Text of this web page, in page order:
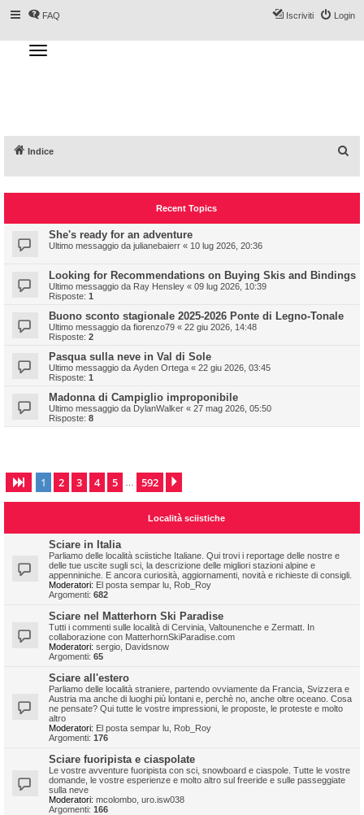
FAQ Login
Iscriviti
T
o
g
a
t
Indice
Recent Topics
She's ready for an adventure
Ultimo messaggio da julianebaierr « 10 lug 2026, 20:36
Looking for Recommendations on Buying Skis and Bindings
Ultimo messaggio da Ray Hensley « 09 lug 2026, 10:39
Risposte: 1
Buono sconto stagionale 2025-2026 Ponte di Legno-Tonale
Ultimo messaggio da fiorenzo79 « 22 giu 2026, 14:48
Risposte: 2
Pasqua sulla neve in Val di Sole
Ultimo messaggio da Ayden Ortega « 22 giu 2026, 03:45
Risposte: 1
Madonna di Campiglio improponibile
Ultimo messaggio da DylanWalker « 27 mag 2026, 05:50
Risposte: 8
Pagina di 592
1 2 3 4 5 592
Località sciistiche
Sciare in Italia
Parliamo delle località sciistiche Italiane. Qui trovi i reportage delle nostre e
delle tue uscite sugli sci, la descrizione delle migliori stazioni alpine e
appenniniche. E ancora curiosità, aggiornamenti, novità e richieste di consigli.
Moderatori: El posta sempar lu Rob_Roy
Argomenti: 682
Sciare nel Matterhorn Ski Paradise
Tutti i commenti sulle località di Cervinia, Valtounenche e Zermatt. In
collaborazione con MatterhornSkiParadise.com
Moderatori: sergio Davidsnow
Argomenti: 65
Sciare all'estero
Parliamo delle località straniere, partendo ovviamente da Francia, Svizzera e
Austria ma anche di luoghi più lontani e, perchè no, anche oltre oceano. Cosa
ne pensate? Qui tutte le vostre impressioni, le proposte, le proteste e molto
altro
Moderatori: El posta sempar lu Rob_Roy
Argomenti: 176
Sciare fuoripista e ciaspolate
Le vostre avventure fuoripista con sci, snowboard e ciaspole. Tutte le vostre
domande, le vostre esperienze e molto altro sul freeride e sulle passeggiate
sulla neve
Moderatori: mcolombo uro.isw038
Argomenti: 166